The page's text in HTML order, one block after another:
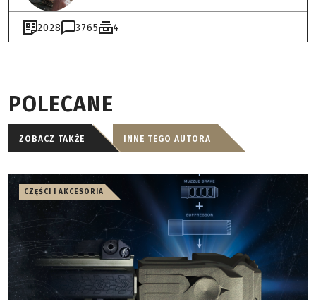
2028 3765 4
POLECANE
ZOBACZ TAKŻE INNE TEGO AUTORA
CZĘŚCI I AKCESORIA